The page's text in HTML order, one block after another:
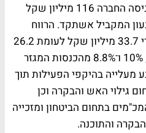
במגזר בקרה וטכנולוגיות הכניסה החברה 116 מיליון שקל
ברבעון המקביל אשתקד. הרווח
התפעולי במגזר הסתכם לכדי 33.7 מיליון שקל לעומת 26.2
מיליון שקל ברבעון המקביל; 10% ו־8.8% מהכנסות המגזר
מעלייה בהיקפי הפעילות תוך
גילוי האש והבקרה וכן
בתחום הביטחון ומזכייה
והתוכנה.